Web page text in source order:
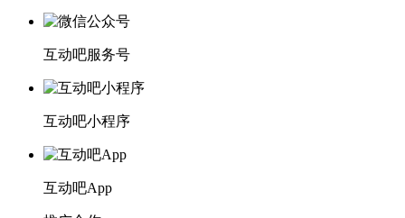
互动吧服务号
互动吧小程序
互动吧App